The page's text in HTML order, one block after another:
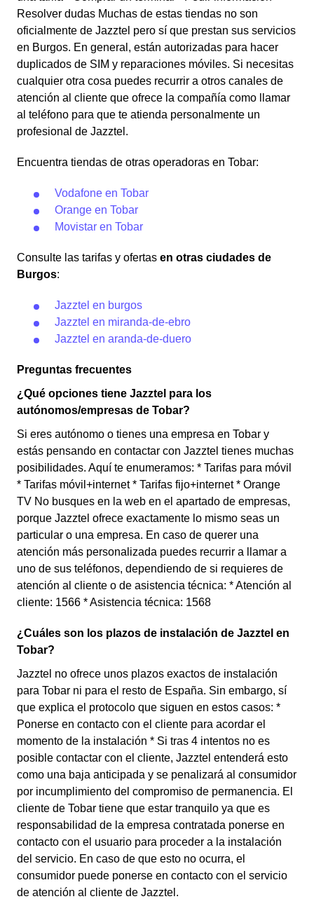
Resolver dudas Muchas de estas tiendas no son
oficialmente de Jazztel pero sí que prestan sus servicios
en Burgos. En general, están autorizadas para hacer
duplicados de SIM y reparaciones móviles. Si necesitas
cualquier otra cosa puedes recurrir a otros canales de
atención al cliente que ofrece la compañía como llamar
al teléfono para que te atienda personalmente un
profesional de Jazztel.
Encuentra tiendas de otras operadoras en Tobar:
Vodafone en Tobar
Orange en Tobar
Movistar en Tobar
Consulte las tarifas y ofertas en otras ciudades de
Burgos:
Jazztel en burgos
Jazztel en miranda-de-ebro
Jazztel en aranda-de-duero
Preguntas frecuentes
¿Qué opciones tiene Jazztel para los
autónomos/empresas de Tobar?
Si eres autónomo o tienes una empresa en Tobar y
estás pensando en contactar con Jazztel tienes muchas
posibilidades. Aquí te enumeramos: * Tarifas para móvil
* Tarifas móvil+internet * Tarifas fijo+internet * Orange
TV No busques en la web en el apartado de empresas,
porque Jazztel ofrece exactamente lo mismo seas un
particular o una empresa. En caso de querer una
atención más personalizada puedes recurrir a llamar a
uno de sus teléfonos, dependiendo de si requieres de
atención al cliente o de asistencia técnica: * Atención al
cliente: 1566 * Asistencia técnica: 1568
¿Cuáles son los plazos de instalación de Jazztel en
Tobar?
Jazztel no ofrece unos plazos exactos de instalación
para Tobar ni para el resto de España. Sin embargo, sí
que explica el protocolo que siguen en estos casos: *
Ponerse en contacto con el cliente para acordar el
momento de la instalación * Si tras 4 intentos no es
posible contactar con el cliente, Jazztel entenderá esto
como una baja anticipada y se penalizará al consumidor
por incumplimiento del compromiso de permanencia. El
cliente de Tobar tiene que estar tranquilo ya que es
responsabilidad de la empresa contratada ponerse en
contacto con el usuario para proceder a la instalación
del servicio. En caso de que esto no ocurra, el
consumidor puede ponerse en contacto con el servicio
de atención al cliente de Jazztel.